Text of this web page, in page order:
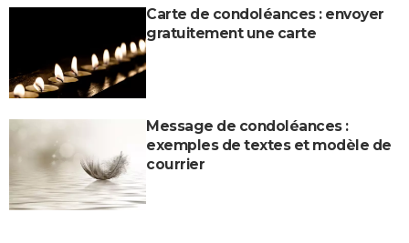
Carte de condoléances : envoyer
gratuitement une carte
Message de condoléances :
exemples de textes et modèle de
courrier